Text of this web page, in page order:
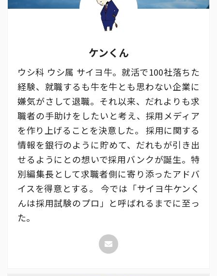
ケンくん
ウシ科 ウシ属 サイヨ牛。就活で100社落ちた
経験、就職するも牛を牛とも思わない企業に
嫌気がさして退職。それ以来、だれよりも求
職者の手助けをしたいと考え、採用メディア
を作り上げることを決意した。 採用に関する
情報を銀行のように貯めて、だれもが引き出
せるようにとの想いで採用バンクが誕生。特
別編集長として求職者側に寄り添ったアドバ
イスを得意とする。 今では「サイヨ牛ケンく
んは採用試験のプロ」と呼ばれるまでに至っ
た。